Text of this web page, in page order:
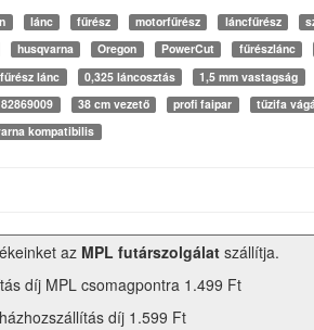
lánc fűrész motorfűrész láncfűrész
husqvarna Oregon PowerCut fűrészlánc
lánc
0,325 láncosztás 1,5 mm vastagság
38 cm vezető profi faipar tűzifa
kompatibilis
az MPL futárszolgálat szállítja.
díj MPL csomagpontra 1.499 Ft
díj 1.599 Ft